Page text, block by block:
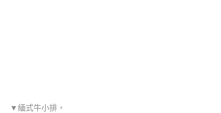
▼緬式牛小排，